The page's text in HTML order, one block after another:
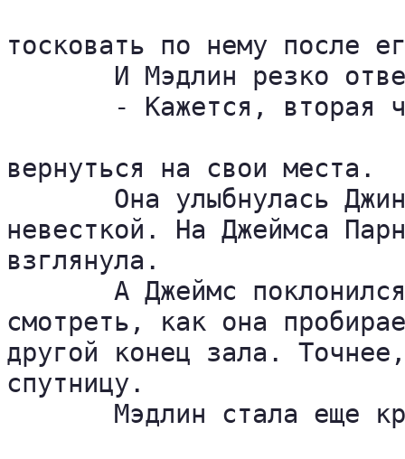
тосковать по нему после
И Мэдлин резко
- Кажется, вторая
вернуться на свои места.
Она улыбнулась
невесткой. На Джеймса
взглянула.
А Джеймс
смотреть, как она
другой конец зала.
спутницу.
Мэдлин стала еще